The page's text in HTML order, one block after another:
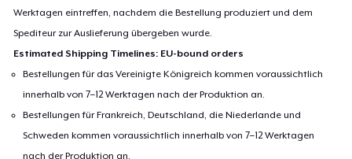
Werktagen eintreffen, nachdem die Bestellung produziert und dem
Spediteur zur Auslieferung übergeben wurde.
Estimated Shipping Timelines: EU-bound orders
Bestellungen für das Vereinigte Königreich kommen voraussichtlich
innerhalb von 7–12 Werktagen nach der Produktion an.
Bestellungen für Frankreich, Deutschland, die Niederlande und
Schweden kommen voraussichtlich innerhalb von 7–12 Werktagen
nach der Produktion an.